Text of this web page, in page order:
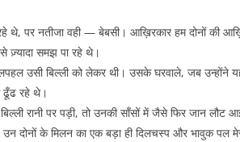
थे, पर नतीजा वही — बेबसी। आख़िरकार हम दोनों की
ज़्यादा समझ पा रहे थे।
उसी बिल्ली को लेकर थी। उसके घरवाले, जब उन्होंने
ढूँढ रहे थे।
रानी पर पड़ी, तो उनकी साँसों में जैसे फिर जान लौट
दोनों के मिलन का एक बड़ा ही दिलचस्प और भावुक पल